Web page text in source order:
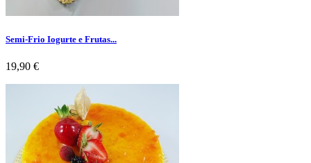
Semi-Frio Iogurte e Frutas...
Preço
19,90 €